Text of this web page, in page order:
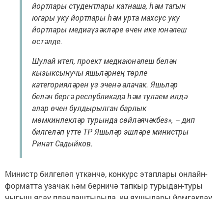
йортлары студентлары катнаша, һәм тагын
югары уку йортлары һәм урта махсус уку
йортлары медиаүзәкләре өчен ике юнәлеш
өстәлде.
Шулай итеп, проект медиаюнәлеш белән
кызыксынучы яшьләрнең төрле
категорияләрен үз эченә алачак. Яшьләр
белән бергә республикада һәм тулаем илдә
алар өчен булдырылган барлык
мөмкинлекләр турында сөйләячәкбез», – дип
билгеләп үтте ТР Яшьләр эшләре министры
Ринат Садыйков.
Министр билгеләп үткәнчә, конкурс этаплары онлайн-
форматта узачак һәм берничә тапкыр турыдан-туры